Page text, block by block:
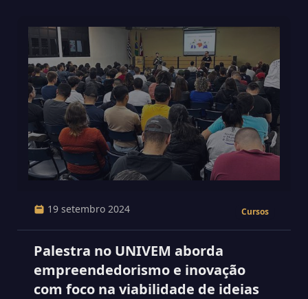
19 setembro 2024 Cursos
Palestra no UNIVEM aborda
empreendedorismo e inovação
com foco na viabilidade de ideias